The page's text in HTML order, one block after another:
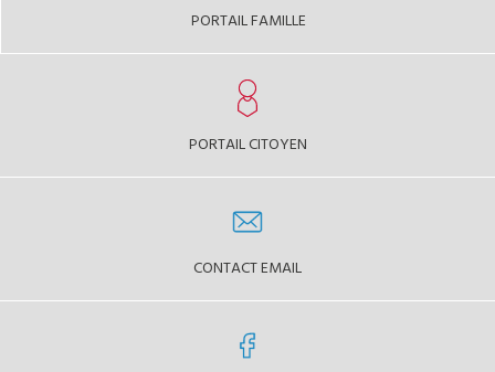
PORTAIL FAMILLE
PORTAIL CITOYEN
CONTACT EMAIL